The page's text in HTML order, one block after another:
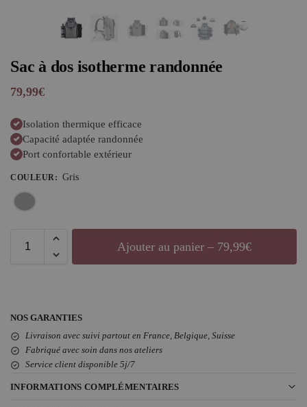
Sac à dos isotherme randonnée
79,99€
Isolation thermique efficace
Capacité adaptée randonnée
Port confortable extérieur
COULEUR: Gris
Ajouter au panier – 79,99€
NOS GARANTIES
Livraison avec suivi partout en France, Belgique, Suisse
Fabriqué avec soin dans nos ateliers
Service client disponible 5j/7
INFORMATIONS COMPLÉMENTAIRES